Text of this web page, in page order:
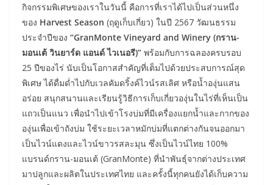
กิจกรรมพิเศษของเราในวันนี้ คือการที่เราได้ไปเป็นส่วนหนึ่ง
ของ Harvest Season (ฤดูเก็บเกี่ยว) ในปี 2567 วัฒนธรรม
ประจำปีของ “GranMonte Vineyard and Winery (กราน-
มอนเต้ วินยาร์ด แอนด์ ไวเนอรี)” พร้อมกับการฉลองครบรอบ
25 ปีของไร่ นับเป็นโอกาสสำคัญที่เต็มไปด้วยประสบการณ์สุด
พิเศษ ได้ดื่มด่ำไปกับเวลคัมดริ้งค์ไวน์รสเลิศ หรือน้ำองุ่นแสน
อร่อย สนุกสนานและเรียนรู้วิธีการเก็บเกี่ยวองุ่นในไร่ที่เห็นเป็น
แถวเป็นแนว เพื่อนำไปเข้าโรงบ่มที่มีเครื่องแยกน้ำและกากของ
องุ่นเพื่อเข้าถังบ่ม ใช้ระยะเวลาหมักบ่มที่แตกต่างกันจนออกมา
เป็นไวน์แดงและไวน์ขาวรสละมุน ซึ่งเป็นไวน์ไทย 100%
แบรนด์กราน-มอนเต้ (GranMonte) ที่นำพันธุ์จากต่างประเทศ
มาปลูกและผลิตในประเทศไทย และครั้งนี้ทุกคนยังได้เก็บความ